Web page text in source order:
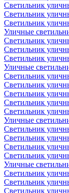
Светильник
Светильник
Светильник
Уличные
Cветильник
Cветильник
Cветильник
Уличные
Светильник
Светильник
Светильник
Светильник
Светильник
Уличные
Светильник
Светильник
Светильник
Светильник
Уличные
Светильник
Светильник
Светильник